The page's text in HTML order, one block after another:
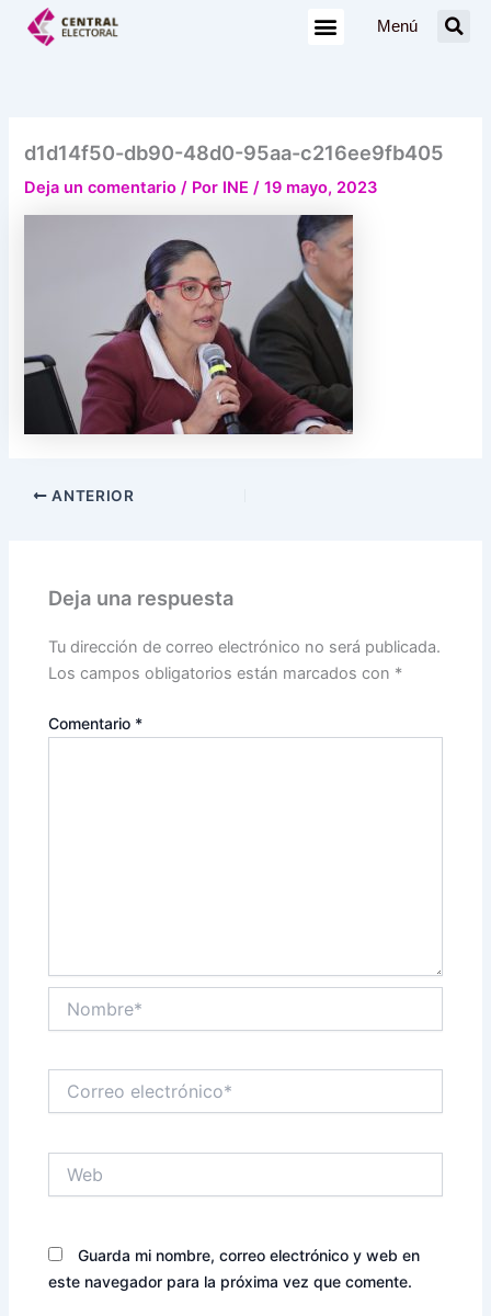
Menú
d1d14f50-db90-48d0-95aa-c216ee9fb405
Deja un comentario / Por INE/19 mayo, 2023
ANTERIOR
Deja una respuesta
Tu dirección de correo electrónico no será publicada.
Los campos obligatorios están marcados con *
Comentario *
electrónico*
Guarda mi nombre, correo electrónico y web en
este navegador para la próxima vez que comente.